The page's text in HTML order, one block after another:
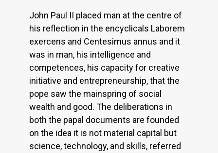
John Paul II placed man at the centre of
his reflection in the encyclicals Laborem
exercens and Centesimus annus and it
was in man, his intelligence and
competences, his capacity for creative
initiative and entrepreneurship, that the
pope saw the mainspring of social
wealth and good. The deliberations in
both the papal documents are founded
on the idea it is not material capital but
science, technology, and skills, referred